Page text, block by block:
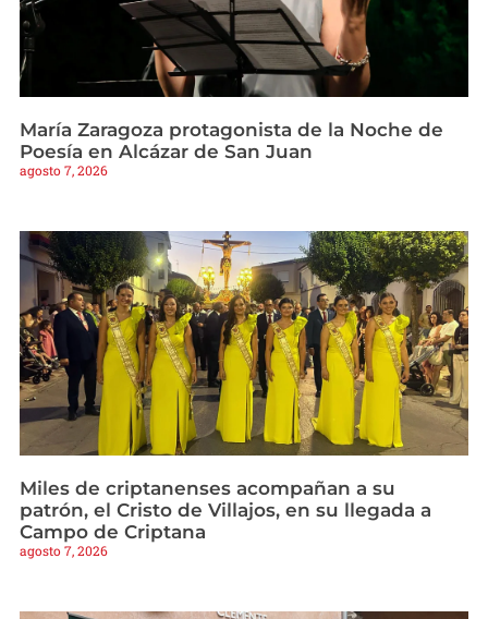
María Zaragoza protagonista de la Noche de
Poesía en Alcázar de San Juan
agosto 7, 2026
Miles de criptanenses acompañan a su
patrón, el Cristo de Villajos, en su llegada a
Campo de Criptana
agosto 7, 2026